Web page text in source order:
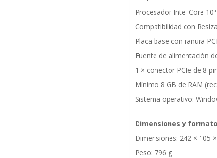
Procesador Intel Core
Compatibilidad con
Placa base con ranura
Fuente de alimentación
1 × conector PCIe de 8
Mínimo 8 GB de RAM
Sistema operativo:
Dimensiones y formato
Dimensiones: 242 × 105
Peso: 796 g